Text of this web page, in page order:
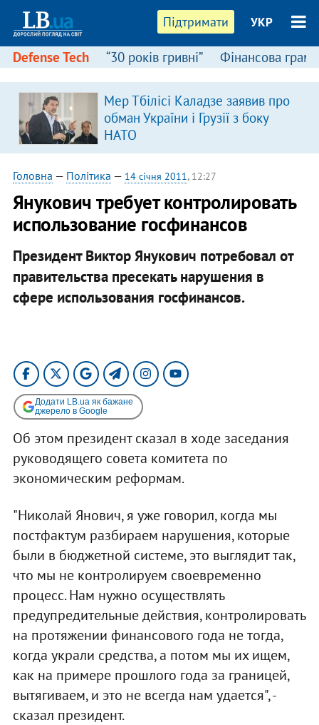
Підтримати УКР
Defense Tech “30 років гривні” Фінансова
Мер Тбілісі Каладзе заявив про
обман України і Грузії з боку
НАТО
Головна — Політика — 14 січня 2011, 12:27
Янукович требует контролировать
использование госфинансов
Президент Виктор Янукович потребовал от
правительства пресекать нарушения в
сфере использования госфинансов.
Додати LB.ua як бажане
джерело в Google
Об этом президент сказал в ходе заседания
руководящего совета комитета по
экономическим реформам.
"Николай Янович, я уже говорил, когда мы
постфактум разбираем нарушения, которые
были в бюджетной системе, это выглядит так,
что мы не контролируем своевременно
процесс. Нам нужно осуществлять
предупредительные действия, контролировать
на протяжении финансового года не тогда,
когда украли средства, а потом мы их ищем,
как на примере прошлого года за границей,
вытягиваем, и это не всегда нам удается", -
сказал президент.